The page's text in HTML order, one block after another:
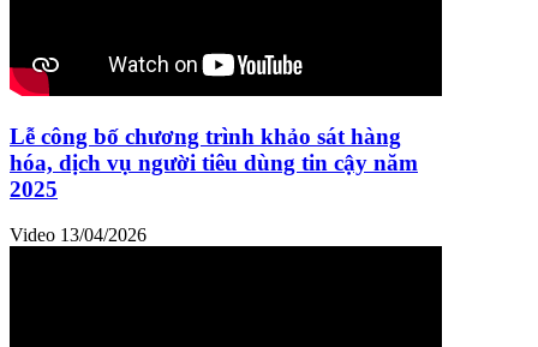
Lễ công bố chương trình khảo sát hàng
hóa, dịch vụ người tiêu dùng tin cậy năm
2025
Video 13/04/2026